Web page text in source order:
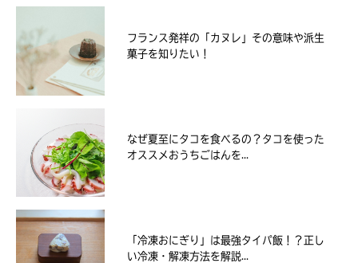
フランス発祥の「カヌレ」その意味や派生
菓子を知りたい！
なぜ夏至にタコを食べるの？タコを使った
オススメおうちごはんを...
「冷凍おにぎり」は最強タイパ飯！？正し
い冷凍・解凍方法を解説...